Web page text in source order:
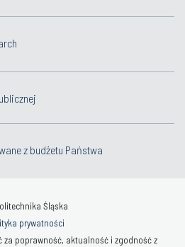
z budżetu Państwa
Śląska
prywatności
za poprawność, aktualność i zgodność z